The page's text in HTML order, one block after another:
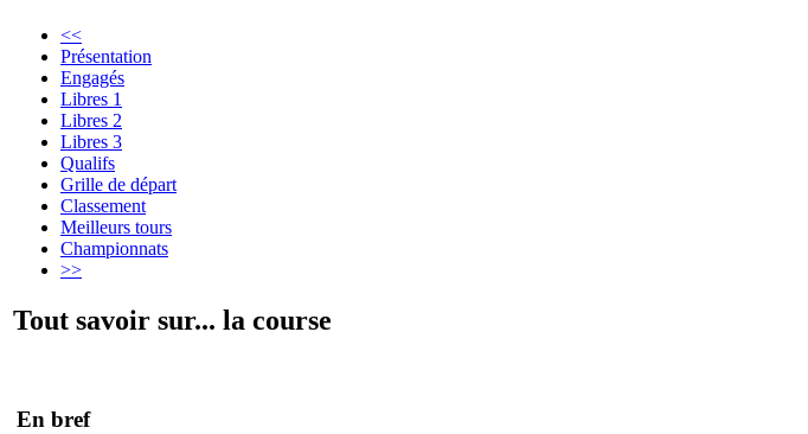
<<
Présentation
Engagés
Libres 1
Libres 2
Libres 3
Qualifs
Grille de départ
Classement
Meilleurs tours
Championnats
>>
Tout savoir sur... la course
En bref